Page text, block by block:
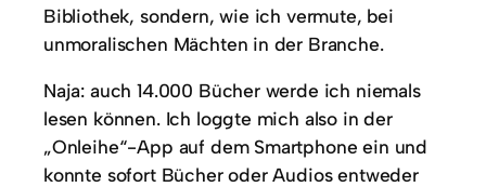
Bibliothek, sondern, wie ich vermute, bei
unmoralischen Mächten in der Branche.
Naja: auch 14.000 Bücher werde ich niemals
lesen können. Ich loggte mich also in der
„Onleihe“-App auf dem Smartphone ein und
konnte sofort Bücher oder Audios entweder